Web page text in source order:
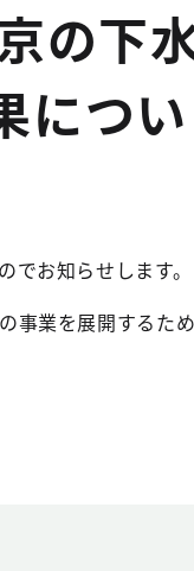
の下
につい
お知らせします。
事業を展開するため